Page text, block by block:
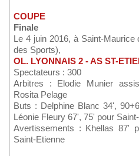
COUPE
Finale
Le 4 juin 2016, à Saint-
des Sports),
OL. LYONNAIS 2 - AS ST-
Spectateurs : 300
Arbitres : Elodie Munier
Rosita Pelage
Buts : Delphine Blanc 34',
Léonie Fleury 67', 75' pour
Avertissements : Khellas 87'
Saint-Etienne